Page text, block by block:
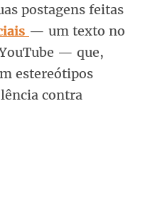
postagens feitas
— um texto no
— que,
estereótipos
contra